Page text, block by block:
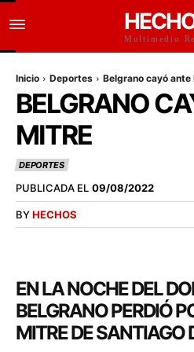
Multimedio
Inicio Deportes Belgrano cayó ante
BELGRANO
MITRE
DEPORTES
PUBLICADA EL 09/08/2022
BYHECHOS
EN LA NOCHE DEL
BELGRANO PERDIÓ
MITRE DE SANTIAGO